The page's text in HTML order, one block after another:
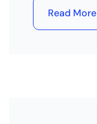
Read More